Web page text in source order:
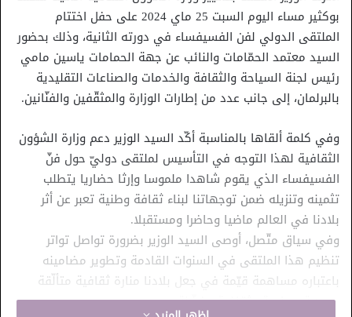
بوكثير مساء اليوم السبت 25 ماي 2024 على حفل اختتام
الملتقى الدولي لفن الفسيفساء في دورته الثانية، وذلك بحضور
السيد معتمد الحمّامات والنائب عن جهة الحمامات ياسين مامي
رئيس لجنة السياحة والثقافة والخدمات والصناعات التقليدية
بالبرلمان، إلى جانب عدد من إطارات الوزارة والمثقّفين والفنّانين.
وفي كلمة ألقاها بالمناسبة أكّد السيد الوزير دعم وزارة الشؤون
الثقافية لهذا التوجه في التأسيس لملتقى دوليّ حول فنّ
الفسيفساء الذي يقوم شاهدا ملموسا وإرثا حضاريا يتطلب
تثمينه وتنزيله ضمن توجهاتنا لبناء ثقافة وطنية تعبر عن أثر
بلادنا في العالم ماضيا وحاضرا ومستقبلا.
وفي سياق متّصل، أوصى السيد الوزير بضرورة تواصل تواتر
تنظيم هذا الملتقى في السنوات القادمة وتطوير مضامينه
باعتباره مساهمة قيّمة في جعل بلادنا منارة ثقافية متألّقة
ووجهة سياحية وثقافية مفضّلة.